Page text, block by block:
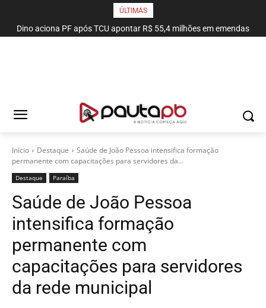
ÚLTIMAS
Dino aciona PF após TCU apontar R$ 55,4 milhões em emendas
suspeitas
Início Destaque
Saúde de João Pessoa intensifica formação
permanente com capacitações para servidores da...
Destaque Paraí­ba
Saúde de João Pessoa
intensifica formação
permanente com
capacitações para servidores
da rede municipal